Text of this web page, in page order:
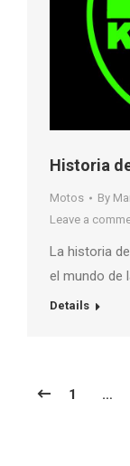
Historia
Motos By
Leave a
La historia
el mundo de
Details
1 …